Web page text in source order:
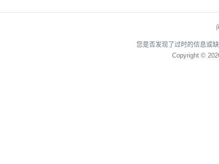
您是否发现了过时的信息或
Copyright ©